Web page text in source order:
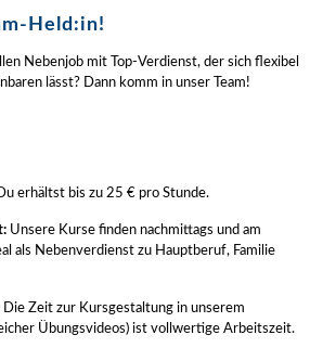
Held:in!
Nebenjob mit Top-Verdienst, der sich flexibel
lässt? Dann komm in unser Team!
erhältst bis zu 25 € pro Stunde.
Unsere Kurse finden nachmittags und am
als Nebenverdienst zu Hauptberuf, Familie
Die Zeit zur Kursgestaltung in unserem
Übungsvideos) ist vollwertige Arbeitszeit.